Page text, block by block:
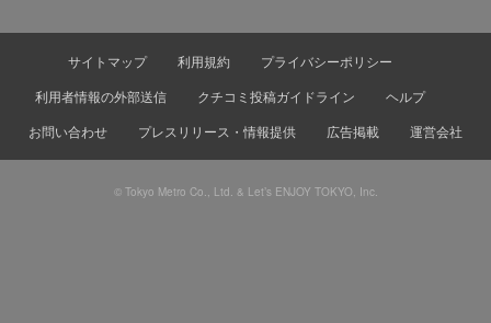
サイトマップ 利用規約
プライバシーポリシー
利用者情報の外部送信
クチコミ投稿ガイドライン
ヘルプ
お問い合わせ
プレスリリース・情報提供 広告掲載 運営会社
© Tokyo Metro Co., Ltd. & Let’s ENJOY TOKYO, Inc.